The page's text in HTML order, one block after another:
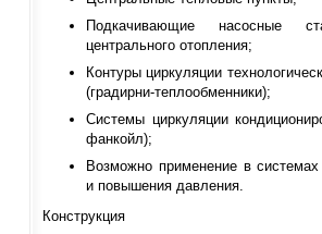
Подкачивающие насосные
центрального отопления;
Контуры циркуляции
(градирни-теплообменники);
Системы циркуляции
фанкойл);
Возможно применение в
и повышения давления.
Конструкция